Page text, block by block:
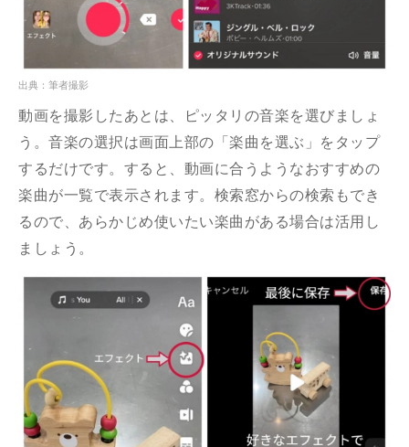
出典：筆者撮影
動画を撮影したあとは、ピッタリの音楽を選びましょ
う。音楽の選択は画面上部の「楽曲を選ぶ」をタップ
するだけです。すると、動画に合うようなおすすめの
楽曲が一覧で表示されます。検索窓からの検索もでき
るので、あらかじめ使いたい楽曲がある場合は活用し
ましょう。